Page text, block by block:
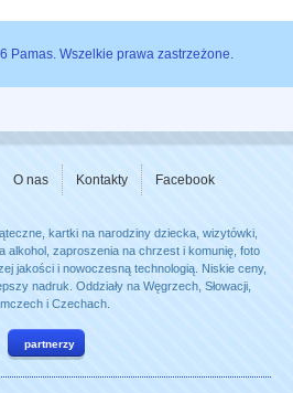
Pamas. Wszelkie prawa zastrzeżone.
O nas Kontakty Facebook
kartki na narodziny dziecka, wizytówki,
alkohol, zaproszenia na chrzest i komunię, foto
jakości i nowoczesną technologią. Niskie ceny,
nadruk. Oddziały na Węgrzech, Słowacji,
i Czechach.
partnerzy